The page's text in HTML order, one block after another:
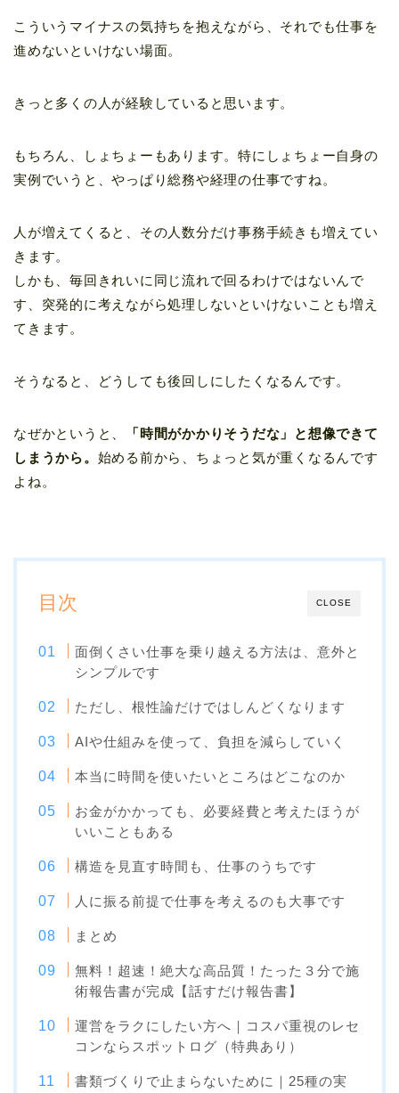
こういうマイナスの気持ちを抱えながら、それでも仕事を
進めないといけない場面。
きっと多くの人が経験していると思います。
もちろん、しょちょーもあります。特にしょちょー自身の
実例でいうと、やっぱり総務や経理の仕事ですね。
人が増えてくると、その人数分だけ事務手続きも増えてい
きます。
しかも、毎回きれいに同じ流れで回るわけではないんで
す、突発的に考えながら処理しないといけないことも増え
てきます。
そうなると、どうしても後回しにしたくなるんです。
なぜかというと、
「時間がかかりそうだな」と想像できて
しまうから。 始める前から、ちょっと気が重くなるんです
よね。
CLOSE
目次
面倒くさい仕事を乗り越える方法は、意外と
シンプルです
ただし、根性論だけではしんどくなります
AIや仕組みを使って、負担を減らしていく
本当に時間を使いたいところはどこなのか
お金がかかっても、必要経費と考えたほうが
いいこともある
構造を見直す時間も、仕事のうちです
人に振る前提で仕事を考えるのも大事です
まとめ
無料！超速！絶大な高品質！たった３分で施
術報告書が完成【話すだけ報告書】
運営をラクにしたい方へ｜コスパ重視のレセ
コンならスポットログ（特典あり）
書類づくりで止まらないために｜25種の実